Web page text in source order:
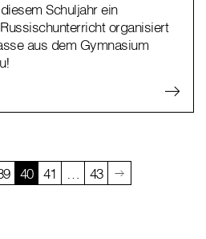
Schuljahr ein
organisiert
aus dem Gymnasium
40 41 43